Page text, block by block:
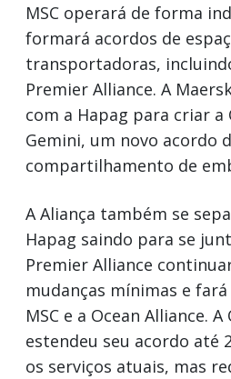
MSC operará de forma
formará acordos de
transportadoras,
Premier Alliance. A
com a Hapag para criar a
Gemini, um novo acordo
compartilhamento de
A Aliança também se
Hapag saindo para se
Premier Alliance
mudanças mínimas e
MSC e a Ocean Alliance.
estendeu seu acordo até
os serviços atuais, mas